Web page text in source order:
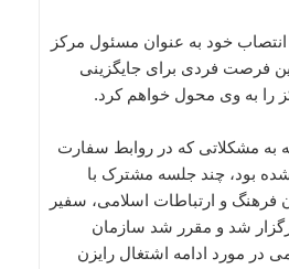
خود به عنوان مسئول مرکز
فرصت فردی برای جایگزینی
را به وی محول خواهم کرد.
به مشکلاتی که در روابط سفارت
بود، چند جلسه مشترک با
فرهنگ و ارتباطات اسلامی، سفیر
شد و مقرر شد سازمان
در مورد ادامه اشتغال رایزن